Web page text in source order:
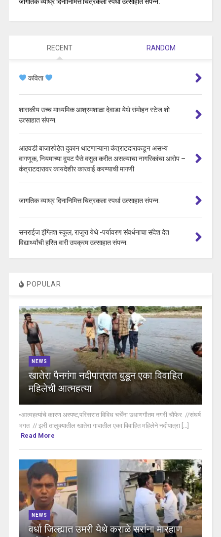
जागतिक व्याघ्र दिनानिमित्त चित्रकला स्पर्धा उत्साहात संपन्न.
RECENT RANDOM
कविता
शासकीय उच्च माध्यमिक आश्रमशाळा देवाडा येथे संमोहन स्टेज शो
उत्साहात संपन्न.
आठवडी बाजारपेठेत दुकान थाटणाऱ्याना कंत्राटदाराकडून असभ्य
वागणूक, नियमाच्या दुपट पैसे वसुल करीत असल्याचा नागरिकांचा आरोप –
कंत्राटदारावर कायदेशीर कारवाई करण्याची मागणी
जागतिक व्याघ्र दिनानिमित्त चित्रकला स्पर्धा उत्साहात संपन्न.
सनराईज इंग्लिश स्कूल, राजुरा येथे -पर्यावरण संवर्धनाचा संदेश देत
विद्यार्थ्यांची हरित वारी उपक्रम उत्साहात संपन्न.
POPULAR
NEWS
खातेरा पैनगंगा नदीपात्रात बुडून एका विवाहित
महिलेची आत्महत्या
•आत्महत्यांचे कारण अस्पष्ट,परिसरात विविध चर्चेंना उधाणगौतम नगरी चौफेर //संघर्ष
भगत // झरी तालुक्यातील खातेरा गावातील एका विवाहित महिलेने नदीपात्रा [...]
Read More
NEWS
वर्धा जिल्ह्यात उमरी येथे कराळे सरांना मारहाण